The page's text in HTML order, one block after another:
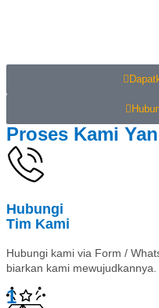
Proses Kami
Hubungi
Tim Kami
Hubungi kami via Form /
biarkan kami mewujudkannya.
1